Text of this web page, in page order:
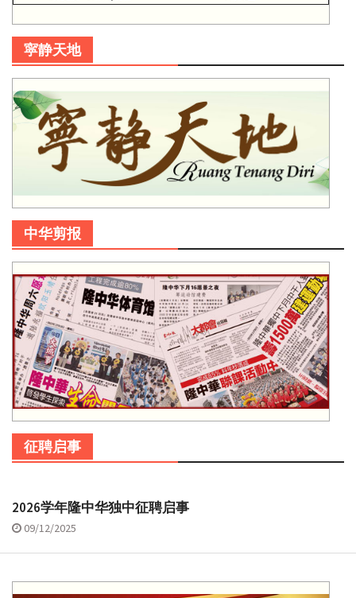
寜静天地
中华剪报
征聘启事
2026学年隆中华独中征聘启事
09/12/2025